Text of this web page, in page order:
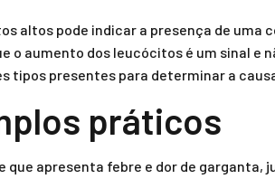
altos pode indicar a presença de uma
o aumento dos leucócitos é um sinal e
tipos presentes para determinar a
práticos
que apresenta febre e dor de